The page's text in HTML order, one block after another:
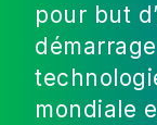
pour but
mondiale